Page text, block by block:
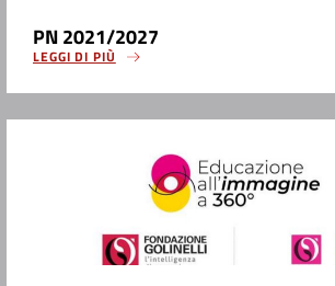
PN 2021/2027
LEGGI DI PIÙ